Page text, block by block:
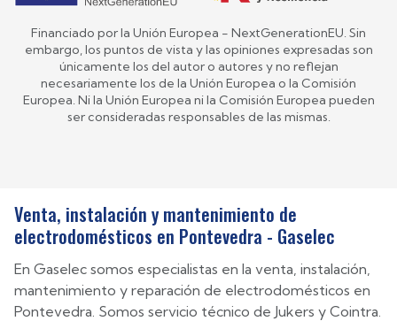
Financiado por la Unión Europea - NextGenerationEU. Sin
embargo, los puntos de vista y las opiniones expresadas son
únicamente los del autor o autores y no reflejan
necesariamente los de la Unión Europea o la Comisión
Europea. Ni la Unión Europea ni la Comisión Europea pueden
ser consideradas responsables de las mismas.
Venta, instalación y mantenimiento de
electrodomésticos en Pontevedra - Gaselec
En Gaselec somos especialistas en la venta, instalación,
mantenimiento y reparación de electrodomésticos en
Pontevedra. Somos servicio técnico de Jukers y Cointra.